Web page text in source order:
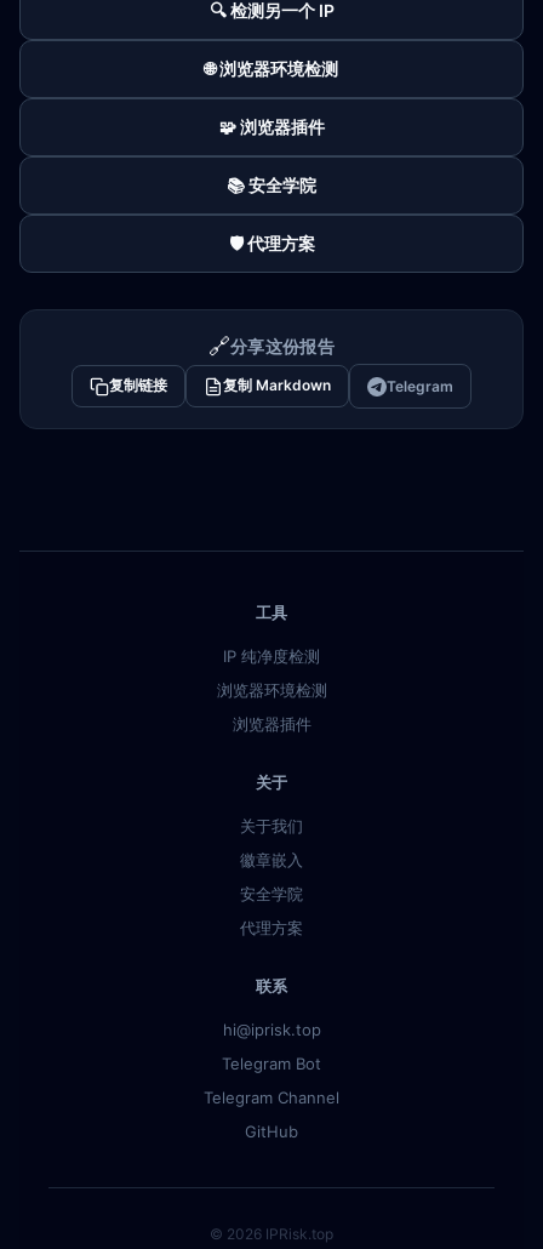
🔍 检测另一个 IP
🌐 浏览器环境检测
🧩 浏览器插件
📚 安全学院
🛡️ 代理方案
🔗分享这份报告
复制链接 复制 Markdown Telegram
工具
IP 纯净度检测
浏览器环境检测
浏览器插件
关于
关于我们
徽章嵌入
安全学院
代理方案
联系
hi@iprisk.top
Telegram Bot
Telegram Channel
GitHub
© 2026 IPRisk.top